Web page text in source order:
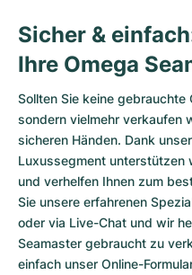
Sicher &
Ihre Omega
Sollten Sie keine gebrauchte
sondern vielmehr verkaufen
sicheren Händen. Dank
Luxussegment unterstützen
und verhelfen Ihnen zum
Sie unsere erfahrenen
oder via Live-Chat und wir
Seamaster gebraucht zu
einfach unser Online-